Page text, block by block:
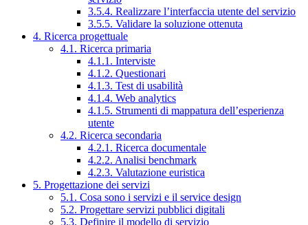
3.5.4. Realizzare l’interfaccia utente del servizio
3.5.5. Validare la soluzione ottenuta
4. Ricerca progettuale
4.1. Ricerca primaria
4.1.1. Interviste
4.1.2. Questionari
4.1.3. Test di usabilità
4.1.4. Web analytics
4.1.5. Strumenti di mappatura dell’esperienza
utente
4.2. Ricerca secondaria
4.2.1. Ricerca documentale
4.2.2. Analisi benchmark
4.2.3. Valutazione euristica
5. Progettazione dei servizi
5.1. Cosa sono i servizi e il service design
5.2. Progettare servizi pubblici digitali
5.3. Definire il modello di servizio